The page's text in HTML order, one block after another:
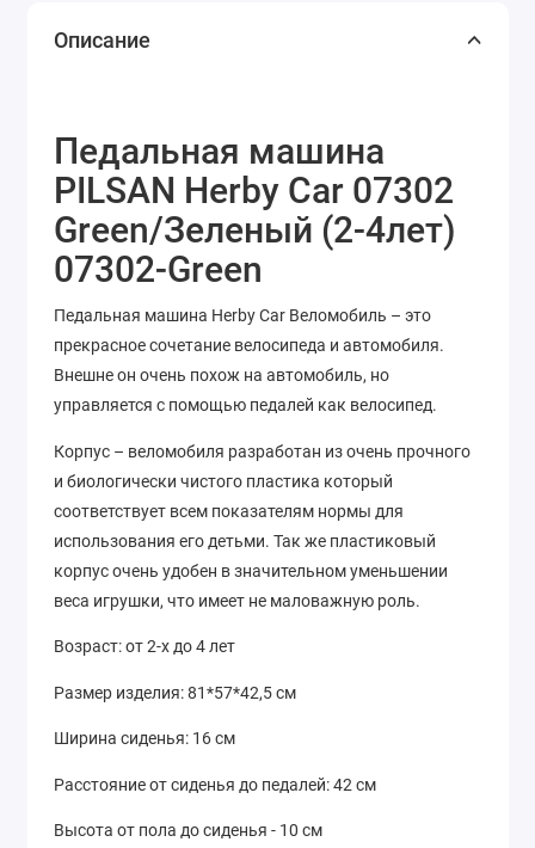
Описание
Педальная машина
PILSAN Herby Car 07302
Green/Зеленый (2-4лет)
07302-Green
Педальная машина Herby Car Веломобиль – это
прекрасное сочетание велосипеда и автомобиля.
Внешне он очень похож на автомобиль, но
управляется с помощью педалей как велосипед.
Корпус – веломобиля разработан из очень прочного
и биологически чистого пластика который
соответствует всем показателям нормы для
использования его детьми. Так же пластиковый
корпус очень удобен в значительном уменьшении
веса игрушки, что имеет не маловажную роль.
Возраст: от 2-х до 4 лет
Размер изделия: 81*57*42,5 см
Ширина сиденья: 16 см
Расстояние от сиденья до педалей: 42 cм
Высота от пола до сиденья - 10 см